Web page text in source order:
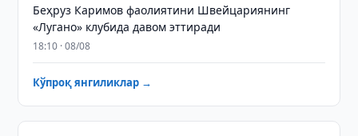
Беҳруз Каримов фаолиятини Швейцариянинг
«Лугано» клубида давом эттиради
18:10 · 08/08
Кўпроқ янгиликлар →